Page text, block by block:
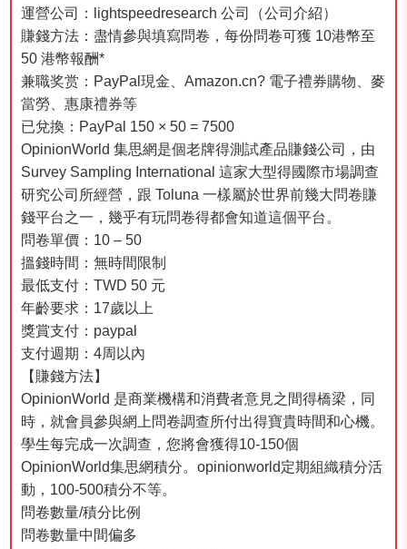
運營公司：lightspeedresearch 公司（公司介紹）
賺錢方法：盡情參與填寫問卷，每份問卷可獲 10港幣至
50 港幣報酬*
兼職奖赏：PayPal現金、Amazon.cn? 電子禮券購物、麥
當勞、惠康禮券等
已兌換：PayPal 150 × 50 = 7500
OpinionWorld 集思網是個老牌得測試產品賺錢公司，由
Survey Sampling International 這家大型得國際市場調查
研究公司所經營，跟 Toluna 一樣屬於世界前幾大問卷賺
錢平台之一，幾乎有玩問卷得都會知道這個平台。
問卷單價：10 – 50
搵錢時間：無時間限制
最低支付：TWD 50 元
年齡要求：17歲以上
獎賞支付：paypal
支付週期：4周以內
【賺錢方法】
OpinionWorld 是商業機構和消費者意見之間得橋梁，同
時，就會員參與網上問卷調查所付出得寶貴時間和心機。
學生每完成一次調查，您將會獲得10-150個
OpinionWorld集思網積分。opinionworld定期組織積分活
動，100-500積分不等。
問卷數量/積分比例
問卷數量中間偏多